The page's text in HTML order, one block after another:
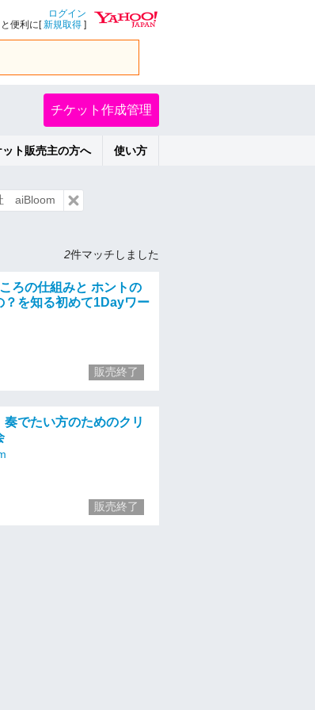
ログイン
と便利に[新規取得 ]
チケット作成管理
ット販売主の方へ 使い方
aiBloom
2件マッチしました
ろの仕組みと ホントの
？を知る初めて1Dayワー
販売終了
奏でたい方のためのクリ
販売終了